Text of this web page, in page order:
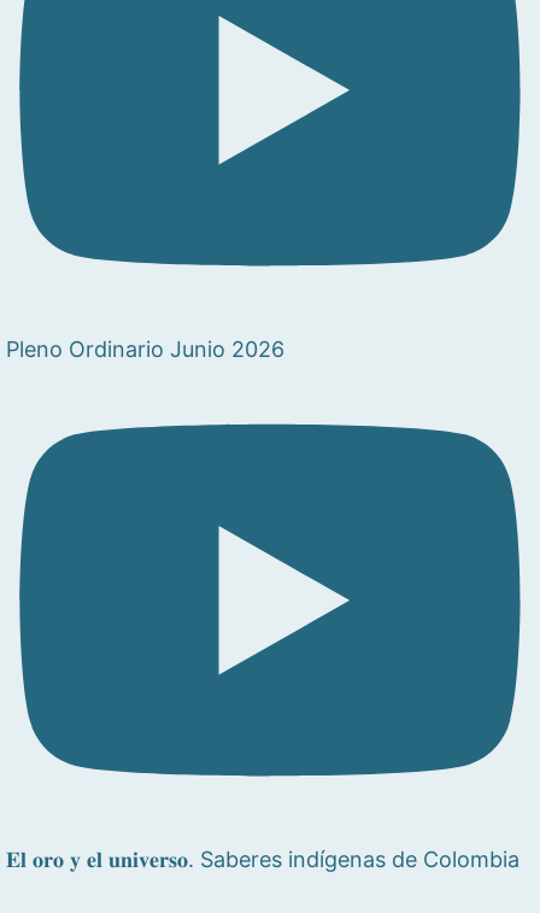
Pleno Ordinario Junio 2026
𝐄𝐥 𝐨𝐫𝐨 𝐲 𝐞𝐥 𝐮𝐧𝐢𝐯𝐞𝐫𝐬𝐨. Saberes indígenas de Colombia